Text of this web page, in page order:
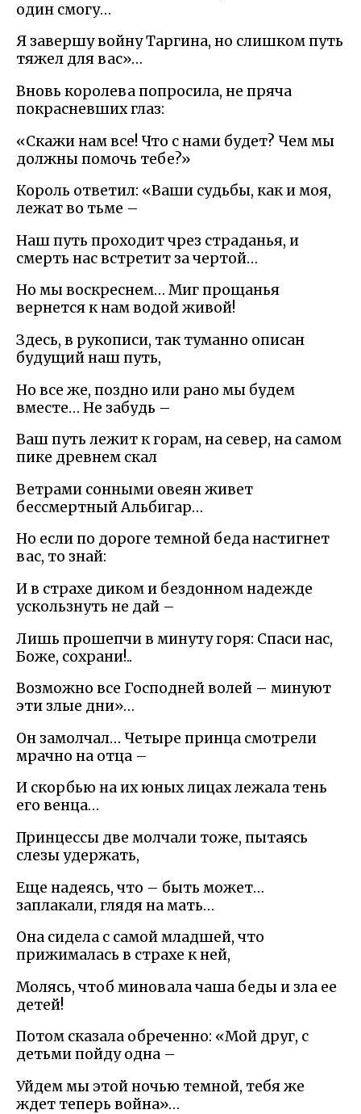
один смогу…
Я завершу войну Таргина, но слишком путь
тяжел для вас»…
Вновь королева попросила, не пряча
покрасневших глаз:
«Скажи нам все! Что с нами будет? Чем мы
должны помочь тебе?»
Король ответил: «Ваши судьбы, как и моя,
лежат во тьме –
Наш путь проходит чрез страданья, и
смерть нас встретит за чертой…
Но мы воскреснем… Миг прощанья
вернется к нам водой живой!
Здесь, в рукописи, так туманно описан
будущий наш путь,
Но все же, поздно или рано мы будем
вместе… Не забудь –
Ваш путь лежит к горам, на север, на самом
пике древнем скал
Ветрами сонными овеян живет
бессмертный Альбигар…
Но если по дороге темной беда настигнет
вас, то знай:
И в страхе диком и бездонном надежде
ускользнуть не дай –
Лишь прошепчи в минуту горя: Спаси нас,
Боже, сохрани!..
Возможно все Господней волей – минуют
эти злые дни»…
Он замолчал… Четыре принца смотрели
мрачно на отца –
И скорбью на их юных лицах лежала тень
его венца…
Принцессы две молчали тоже, пытаясь
слезы удержать,
Еще надеясь, что – быть может…
заплакали, глядя на мать…
Она сидела с самой младшей, что
прижималась в страхе к ней,
Молясь, чтоб миновала чаша беды и зла ее
детей!
Потом сказала обреченно: «Мой друг, с
детьми пойду одна –
Уйдем мы этой ночью темной, тебя же
ждет теперь война»…